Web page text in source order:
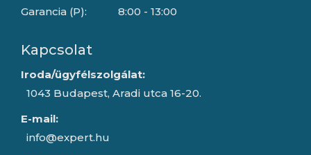
Garancia (P):
8:00 - 13:00
Kapcsolat
Iroda/ügyfélszolgálat:
1043 Budapest, Aradi utca 16-20.
E-mail:
info@expert.hu